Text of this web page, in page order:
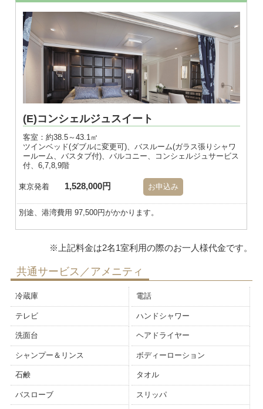
※画像はダブル
(E)コンシェルジュスイート
客室：約38.5～43.1㎡
ツインベッド(ダブルに変更可)、バスルーム(ガラス張りシャワ
ールーム、バスタブ付)、バルコニー、コンシェルジュサービス
付、6,7,8,9階
東京発着 1,528,000円 お申込み
別途、港湾費用 97,500円がかかります。
共通サービス／アメニティ
冷蔵庫 電話
テレビ ハンドシャワー
洗面台 ヘアドライヤー
シャンプー＆リンス ボディーローション
石鹸 タオル
バスローブ スリッパ